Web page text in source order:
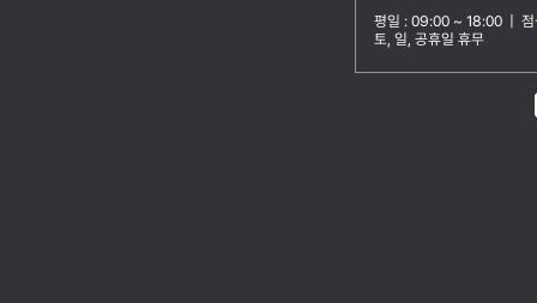
평일 : 09:00 ~ 18:00 | 점
토, 일, 공휴일 휴무